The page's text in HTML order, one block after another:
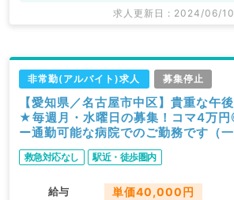
求人も多数扱っています。 求人内容
求人更新日 : 2024/06/10
非常勤(アルバイト)求人 募集停止
【愛知県／名古屋市中区】貴重な午
★毎週月・水曜日の募集！コマ4万
ー通勤可能な病院でのご勤務です（一
救急対応なし 駅近・徒歩圏内
給与 単価40,000円